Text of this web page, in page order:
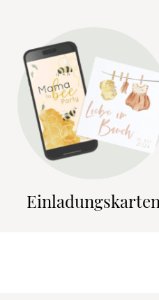
Einladungskarten